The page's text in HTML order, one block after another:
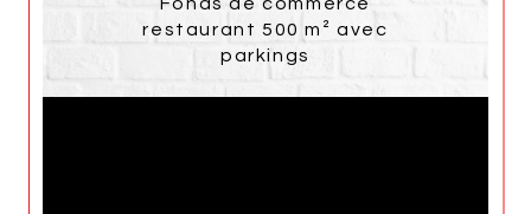
restaurant 500 m² avec
parkings